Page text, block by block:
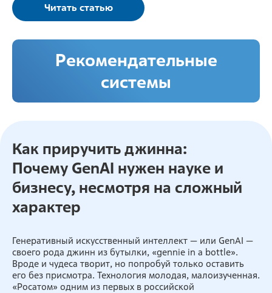
Читать статью
Рекомендательные
системы
Как приручить джинна:
Почему GenAI нужен науке и
бизнесу, несмотря на сложный
характер
Генеративный искусственный интеллект — или GenAI —
своего рода джинн из бутылки, «gennie in a bottle».
Вроде и чудеса творит, но попробуй только оставить
его без присмотра. Технология молодая, малоизученная.
«Росатом» одним из первых в российской